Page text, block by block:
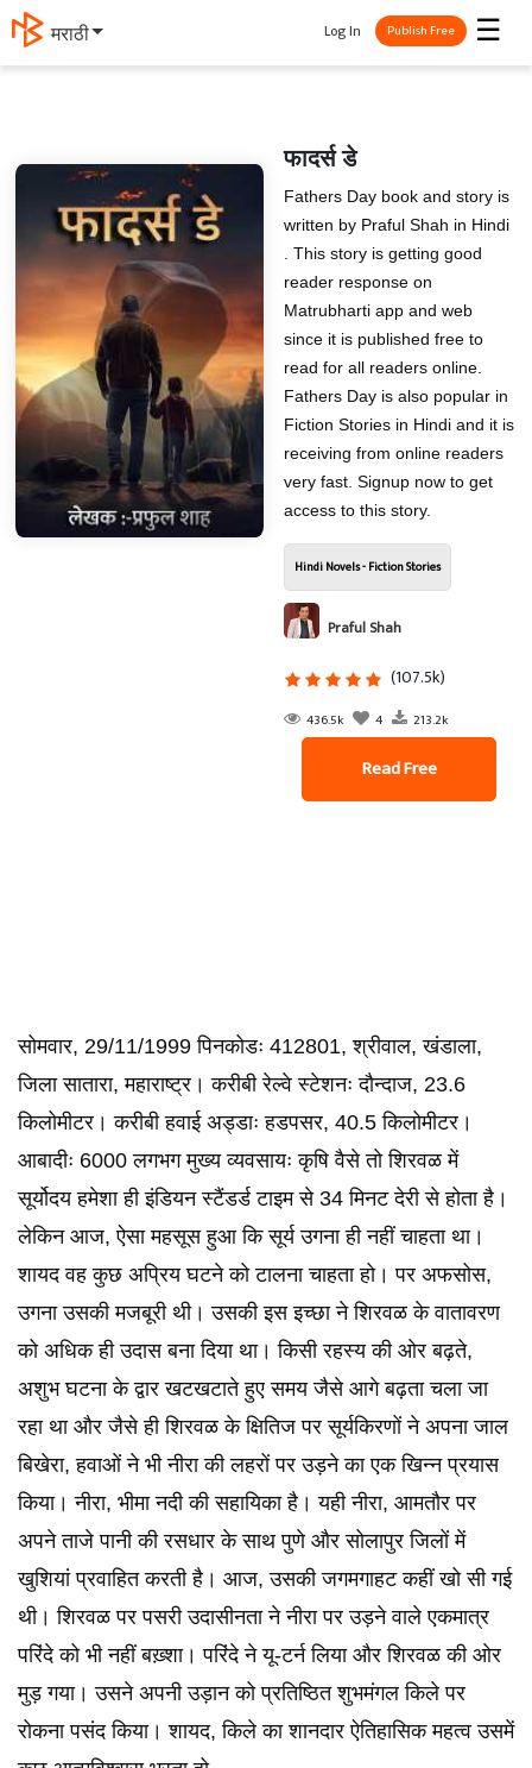
मराठी ☰
Log In Publish Free
फादर्स डे
Fathers Day book and story is
written by Praful Shah in Hindi
. This story is getting good
reader response on
Matrubharti app and web
since it is published free to
read for all readers online.
Fathers Day is also popular in
Fiction Stories in Hindi and it is
receiving from online readers
very fast. Signup now to get
access to this story.
Hindi Novels - Fiction Stories
Praful Shah
(107.5k)
436.5k 4 213.2k
Read Free
सोमवार, 29/11/1999 पिनकोडः 412801, श्रीवाल, खंडाला,
जिला सातारा, महाराष्ट्र। करीबी रेल्वे स्टेशनः दौन्दाज, 23.6
किलोमीटर। करीबी हवाई अड्डाः हडपसर, 40.5 किलोमीटर।
आबादीः 6000 लगभग मुख्य व्यवसायः कृषि वैसे तो शिरवळ में
सूर्योदय हमेशा ही इंडियन स्टैंडर्ड टाइम से 34 मिनट देरी से होता है।
लेकिन आज, ऐसा महसूस हुआ कि सूर्य उगना ही नहीं चाहता था।
शायद वह कुछ अप्रिय घटने को टालना चाहता हो। पर अफसोस,
उगना उसकी मजबूरी थी। उसकी इस इच्छा ने शिरवळ के वातावरण
को अधिक ही उदास बना दिया था। किसी रहस्य की ओर बढ़ते,
अशुभ घटना के द्वार खटखटाते हुए समय जैसे आगे बढ़ता चला जा
रहा था और जैसे ही शिरवळ के क्षितिज पर सूर्यकिरणों ने अपना जाल
बिखेरा, हवाओं ने भी नीरा की लहरों पर उड़ने का एक खिन्न प्रयास
किया। नीरा, भीमा नदी की सहायिका है। यही नीरा, आमतौर पर
अपने ताजे पानी की रसधार के साथ पुणे और सोलापुर जिलों में
खुशियां प्रवाहित करती है। आज, उसकी जगमगाहट कहीं खो सी गई
थी। शिरवळ पर पसरी उदासीनता ने नीरा पर उड़ने वाले एकमात्र
परिंदे को भी नहीं बख़्शा। परिंदे ने यू-टर्न लिया और शिरवळ की ओर
मुड़ गया। उसने अपनी उड़ान को प्रतिष्ठित शुभमंगल किले पर
रोकना पसंद किया। शायद, किले का शानदार ऐतिहासिक महत्व उसमें